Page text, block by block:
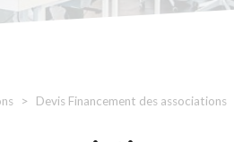
Devis Financement des associations